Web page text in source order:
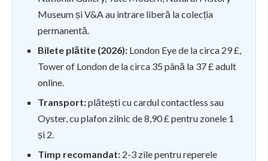
Museum și V&A au intrare liberă la colecția
permanentă.
Bilete plătite (2026): London Eye de la circa 29 £,
Tower of London de la circa 35 până la 37 £ adult
online.
Transport:plătești cu cardul contactless sau
Oyster, cu plafon zilnic de 8,90 £ pentru zonele 1
și 2.
Timp recomandat: 2-3 zile pentru reperele